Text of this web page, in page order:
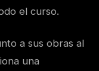
el curso.
a sus obras al
una